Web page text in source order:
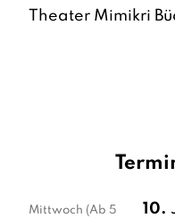
Theater Mimikri
Mittwoch (Ab 5
10.